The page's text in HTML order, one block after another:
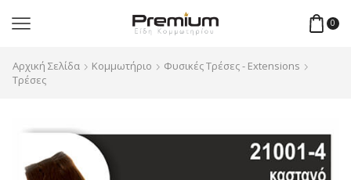
0
Αρχική Σελίδα Κομμωτήριο
Φυσικές Τρέσες - Extensions
Τρέσες